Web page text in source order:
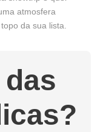
atmosfera
da sua lista.